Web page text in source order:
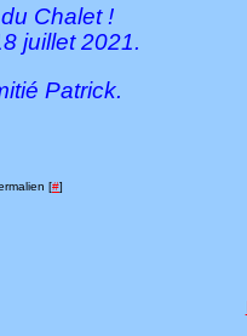
Chalet !
juillet 2021.
[#]